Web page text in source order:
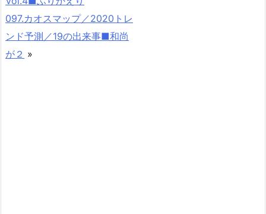
097.カオスマップ／2020トレ
ンド予測／19の出来事■和尚
が２ »